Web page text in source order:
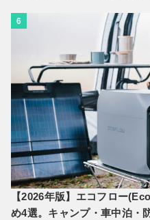
6
【2026年版】エコフロー
め4選。キャンプ・車中泊・